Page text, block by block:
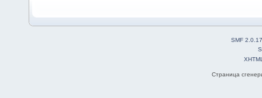
SMF 2.0.17
Страница